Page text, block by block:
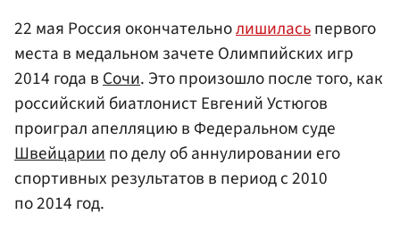
22 мая Россия окончательнолишиласьпервого
места в медальном зачете Олимпийских игр
2014 года вСочи. Это произошло после того, как
российский биатлонист Евгений Устюгов
проиграл апелляцию в Федеральном суде
Швейцариипо делу об аннулировании его
спортивных результатов в период с 2010
по 2014 год.